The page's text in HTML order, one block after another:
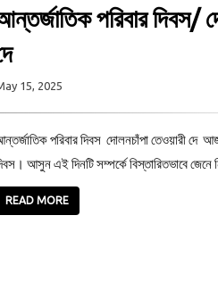
পরিবার দিবস/
15, 2025
পরিবার দিবস দোলনচাঁপা তেওয়ারী দে
আসুন এই দিনটি সম্পর্কে বিস্তারিতভাবে
READ MORE